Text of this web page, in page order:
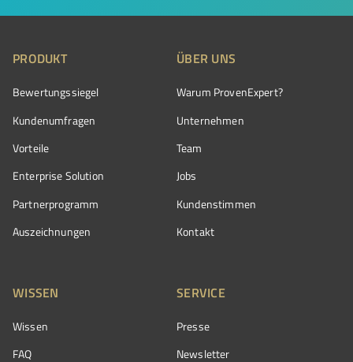
PRODUKT
Bewertungssiegel
Kundenumfragen
Vorteile
Enterprise Solution
Partnerprogramm
Auszeichnungen
ÜBER UNS
Warum ProvenExpert?
Unternehmen
Team
Jobs
Kundenstimmen
Kontakt
WISSEN
Wissen
FAQ
SERVICE
Presse
Newsletter